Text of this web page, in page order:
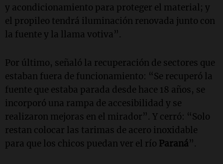
y acondicionamiento para proteger el material; y
el propileo tendrá iluminación renovada junto con
la fuente y la llama votiva”.
Por último, señaló la recuperación de sectores que
estaban fuera de funcionamiento: “Se recuperó la
fuente que estaba parada desde hace 18 años, se
incorporó una rampa de accesibilidad y se
realizaron mejoras en el mirador”. Y cerró: “Solo
restan colocar las tarimas de acero inoxidable
para que los chicos puedan ver el río Paraná”.